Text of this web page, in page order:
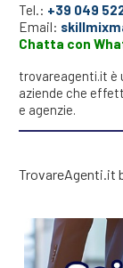
Tel.: +39 049
Email:
Chatta con
trovareagenti.it è
aziende che
e agenzie.
TrovareAgenti.it